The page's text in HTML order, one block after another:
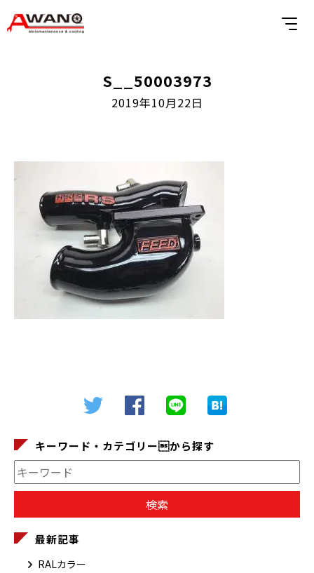
S__50003973
2019年10月22日
キーワード・カテゴリーから探す
最新記事
RALカラー